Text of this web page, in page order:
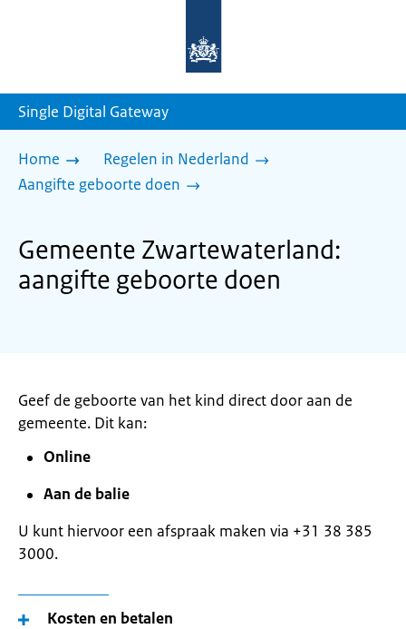
homepage
Single Digital Gateway
Home
Regelen in Nederland
Aangifte geboorte doen
Gemeente Zwartewaterland:
aangifte geboorte doen
Geef de geboorte van het kind direct door aan de
gemeente. Dit kan:
Online
Aan de balie
U kunt hiervoor een afspraak maken via +31 38 385
3000.
Kosten en betalen